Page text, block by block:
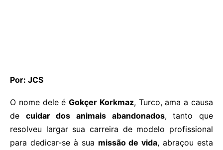
Por: JCS
O nome dele éGokçer Korkmaz, Turco, ama a causa
de cuidar dos animais abandonados, tanto que
resolveu largar sua carreira de modelo profissional
para dedicar-se à sua missão de vida, abraçou esta